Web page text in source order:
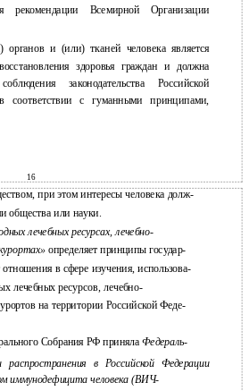
Всемирной Организации
органов и (или) тканей человека является
здоровья граждан и должна
законодательства Российской
соответствии с гуманными принципами,
16
при этом интересы человека долж-
общества или науки.
лечебных ресурсах, лечебно-
определяет принципы государ-
в сфере изучения, использова-
лечебных ресурсов, лечебно-
на территории Российской Феде-
Собрания РФ принялаФедераль-
в Российской Федерации
иммунодефицита человека (ВИЧ-